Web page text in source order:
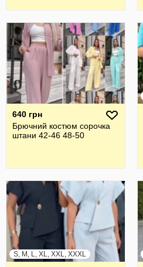
640 грн
Брючний костюм сорочка
штани 42-46 48-50
S, M, L, XL, XXL, XXXL